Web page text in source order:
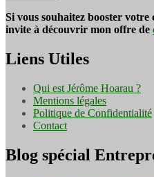
Si vous souhaitez booster
invite à découvrir mon offre de
Liens Utiles
Qui est Jérôme Hoarau ?
Mentions légales
Politique de Confidentialité
Contact
Blog spécial